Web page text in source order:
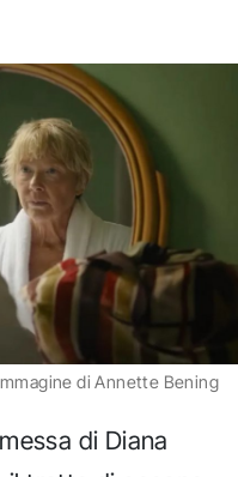
di Annette Bening
di Diana